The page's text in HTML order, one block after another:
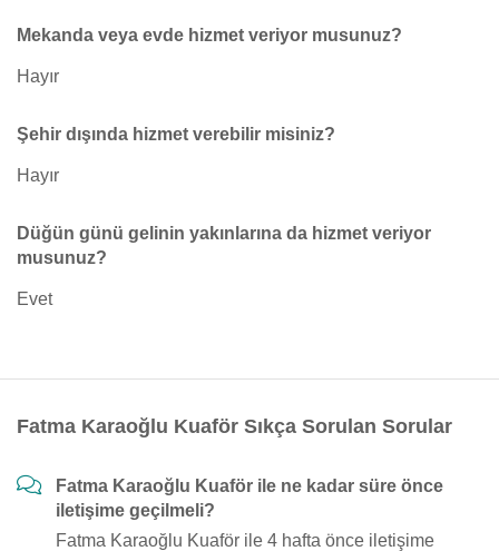
Mekanda veya evde hizmet veriyor musunuz?
Hayır
Şehir dışında hizmet verebilir misiniz?
Hayır
Düğün günü gelinin yakınlarına da hizmet veriyor
musunuz?
Evet
Fatma Karaoğlu Kuaför Sıkça Sorulan Sorular
Fatma Karaoğlu Kuaför ile ne kadar süre önce
iletişime geçilmeli?
Fatma Karaoğlu Kuaför ile 4 hafta önce iletişime